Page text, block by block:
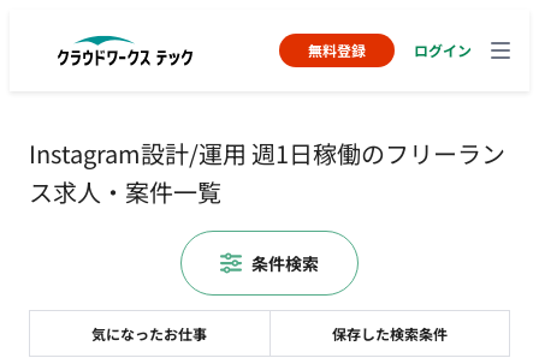
無料登録 ログイン
Instagram設計/運用 週1日稼働のフリーラン
ス求人・案件一覧
気になったお仕事 保存した検索条件
条件検索